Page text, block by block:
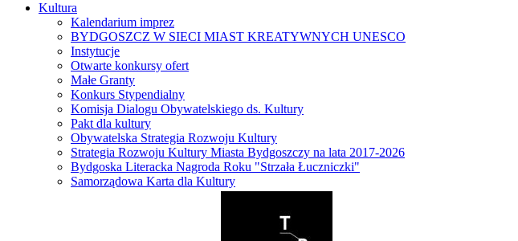
Kultura
Kalendarium imprez
BYDGOSZCZ W SIECI MIAST KREATYWNYCH UNESCO
Instytucje
Otwarte konkursy ofert
Małe Granty
Konkurs Stypendialny
Komisja Dialogu Obywatelskiego ds. Kultury
Pakt dla kultury
Obywatelska Strategia Rozwoju Kultury
Strategia Rozwoju Kultury Miasta Bydgoszczy na lata 2017-2026
Bydgoska Literacka Nagroda Roku "Strzała Łuczniczki"
Samorządowa Karta dla Kultury